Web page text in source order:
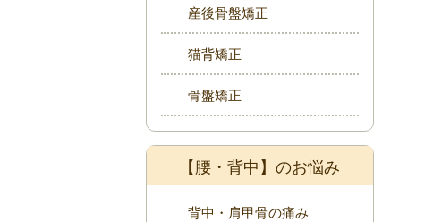
産後骨盤矯正
猫背矯正
骨盤矯正
【腰・背中】のお悩み
背中・肩甲骨の痛み